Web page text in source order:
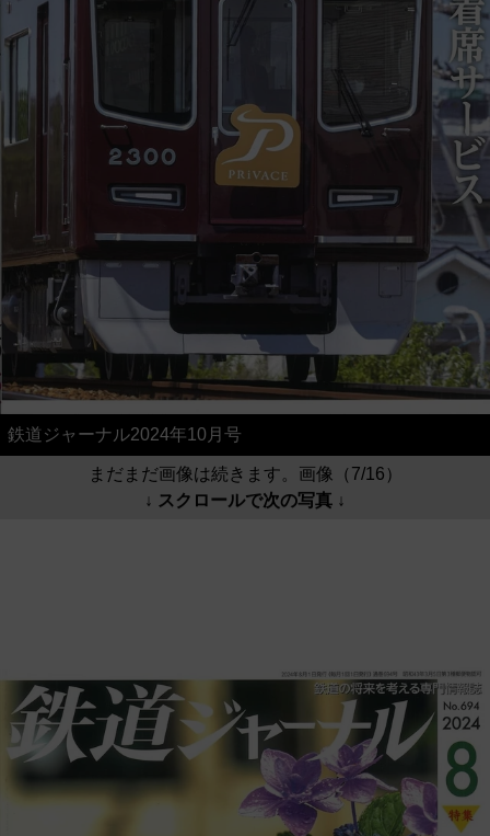
鉄道ジャーナル2024年10月号
まだまだ画像は続きます。画像（7/16）
↓ スクロールで次の写真 ↓